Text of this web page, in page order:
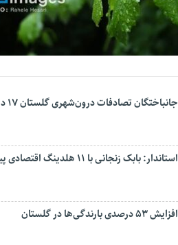
جانباختگان تصادفات درون‌شهری گلستان ۱۷ درصد کاهش یافت
استاندار: بابک زنجانی با ۱۱ هلدینگ اقتصادی پیگیر سرمایه‌گذاری در گلستان است
افزایش ۵۳ درصدی بارندگی‌ها در گلستان